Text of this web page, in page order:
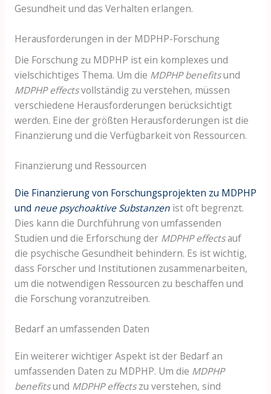
Gesundheit und das Verhalten erlangen.
Herausforderungen in der MDPHP-Forschung
Die Forschung zu MDPHP ist ein komplexes und
vielschichtiges Thema. Um die MDPHP benefitsund
MDPHP effectsvollständig zu verstehen, müssen
verschiedene Herausforderungen berücksichtigt
werden. Eine der größten Herausforderungen ist die
Finanzierung und die Verfügbarkeit von Ressourcen.
Finanzierung und Ressourcen
Die Finanzierung von Forschungsprojekten zu MDPHP
und neue psychoaktive Substanzenist oft begrenzt.
Dies kann die Durchführung von umfassenden
Studien und die Erforschung der MDPHP effectsauf
die psychische Gesundheit behindern. Es ist wichtig,
dass Forscher und Institutionen zusammenarbeiten,
um die notwendigen Ressourcen zu beschaffen und
die Forschung voranzutreiben.
Bedarf an umfassenden Daten
Ein weiterer wichtiger Aspekt ist der Bedarf an
umfassenden Daten zu MDPHP. Um die MDPHP
benefitsund MDPHP effectszu verstehen, sind